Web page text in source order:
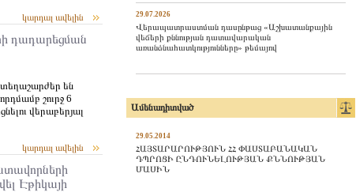
կարդալ ավելին
դադարեցման
են
շուրջ 6
վերաբերյալ
կարդալ ավելին
Էթիկայի
29.07.2026
Վերապատրաստման դասընթաց «Աշխատանքային
վեճերի քննության դատավարական
առանձնահատկությունները» թեմայով
Ամենադիտված
29.05.2014
ՀԱՅՏԱՐԱՐՈՒԹՅՈՒՆ ՀՀ ՓԱՍՏԱԲԱՆԱԿԱՆ
ԴՊՐՈՑԻ ԸՆԴՈՒՆԵԼՈՒԹՅԱՆ ՔՆՆՈՒԹՅԱՆ
ՄԱՍԻՆ